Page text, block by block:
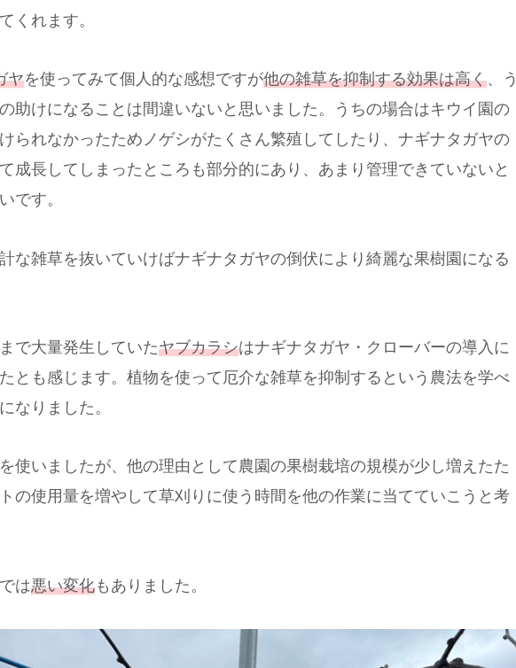
くれます。
ヤを使ってみて個人的な感想ですが他の雑草を抑制する効果は高く、う
助けになることは間違いないと思いました。うちの場合はキウイ園の
られなかったためノゲシがたくさん繁殖してしたり、ナギナタガヤの
成長してしまったところも部分的にあり、あまり管理できていないと
です。
な雑草を抜いていけばナギナタガヤの倒伏により綺麗な果樹園になる
で大量発生していたヤブカラシはナギナタガヤ・クローバーの導入に
とも感じます。植物を使って厄介な雑草を抑制するという農法を学べ
なりました。
使いましたが、他の理由として農園の果樹栽培の規模が少し増えたた
の使用量を増やして草刈りに使う時間を他の作業に当てていこうと考
は悪い変化もありました。